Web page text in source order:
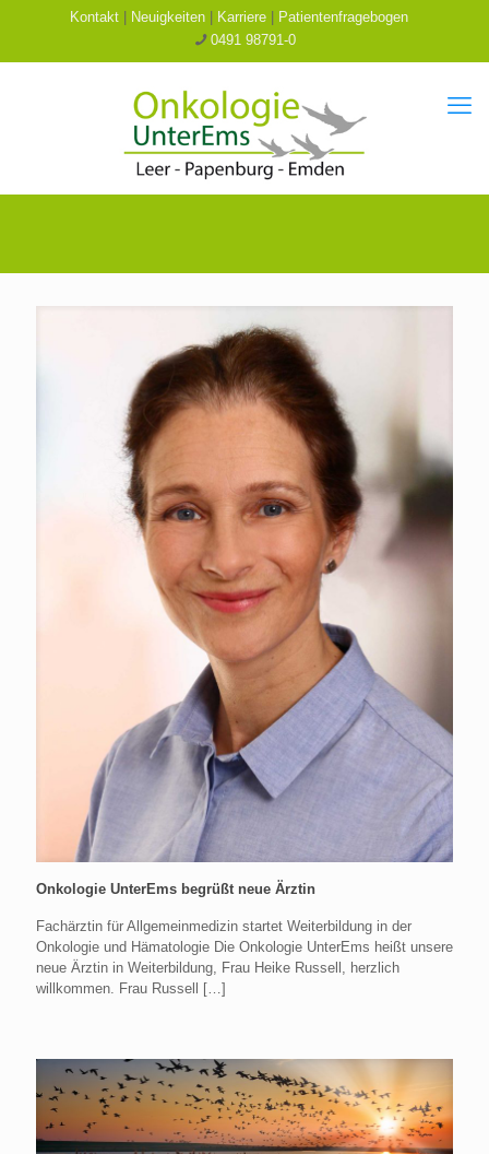
Kontakt Neuigkeiten Karriere
Patientenfragebogen
0491 98791-0
Onkologie UnterEms begrüßt neue Ärztin
Fachärztin für Allgemeinmedizin startet Weiterbildung in der
Onkologie und Hämatologie Die Onkologie UnterEms heißt unsere
neue Ärztin in Weiterbildung, Frau Heike Russell, herzlich
willkommen. Frau Russell
[…]